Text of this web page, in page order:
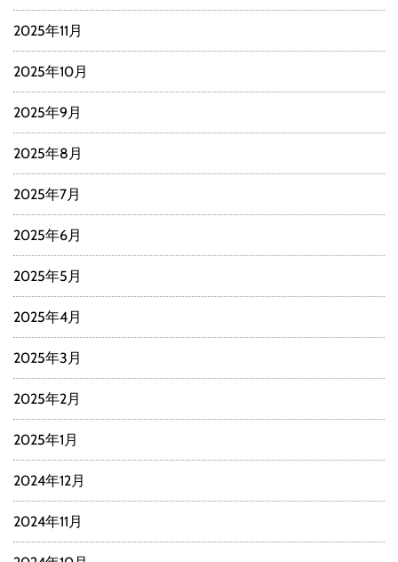
2025年11月
2025年10月
2025年9月
2025年8月
2025年7月
2025年6月
2025年5月
2025年4月
2025年3月
2025年2月
2025年1月
2024年12月
2024年11月